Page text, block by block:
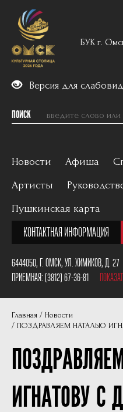
БУК г.
Версия для
ПОИСК
Новости Афиша
Артисты
Пушкинская карта
КОНТАКТНАЯ ИНФОРМАЦИЯ
6444050, Г. ОМСК, УЛ. ХИМИКОВ, Д. 27
ПРИЕМНАЯ:(3812) 67-36-81
Главная
Новости
ПОЗДРАВЛЯЕМ НАТАЛЬЮ
ИГНАТОВУ С